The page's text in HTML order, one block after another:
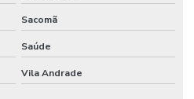
Sustentáveis
Vários Materiais
Sacomã
Saúde
Vila Andrade